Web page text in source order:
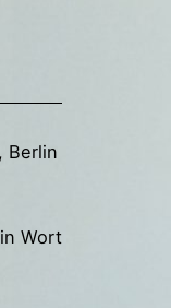
Berlin
Wort